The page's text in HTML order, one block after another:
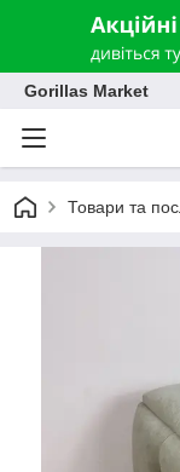
Gorillas Market
Товари та